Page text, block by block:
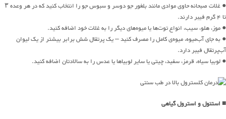
● غلات صبحانه حاوی موادی مانند بلغور جو دوسر و سبوس جو را انتخاب کنید که در هر وعده ۳
تا ۴ گرم فیبر دارند.
● موز، هلو، سیب، انواع توت‌ها یا میوه‌های دیگر را به غلات خود اضافه کنید.
● به جای آب‌میوه، میوه‌ی کامل را مصرف کنید – یک پرتقال شش برابر بیشتر از یک لیوان
آب‌پرتقال فیبر دارد.
● لوبیا سیاه، قرمز، سفید، چیتی یا سایر لوبیاها یا عدس را به سالادتان اضافه کنید.
■ استنول و استرول گیاهی